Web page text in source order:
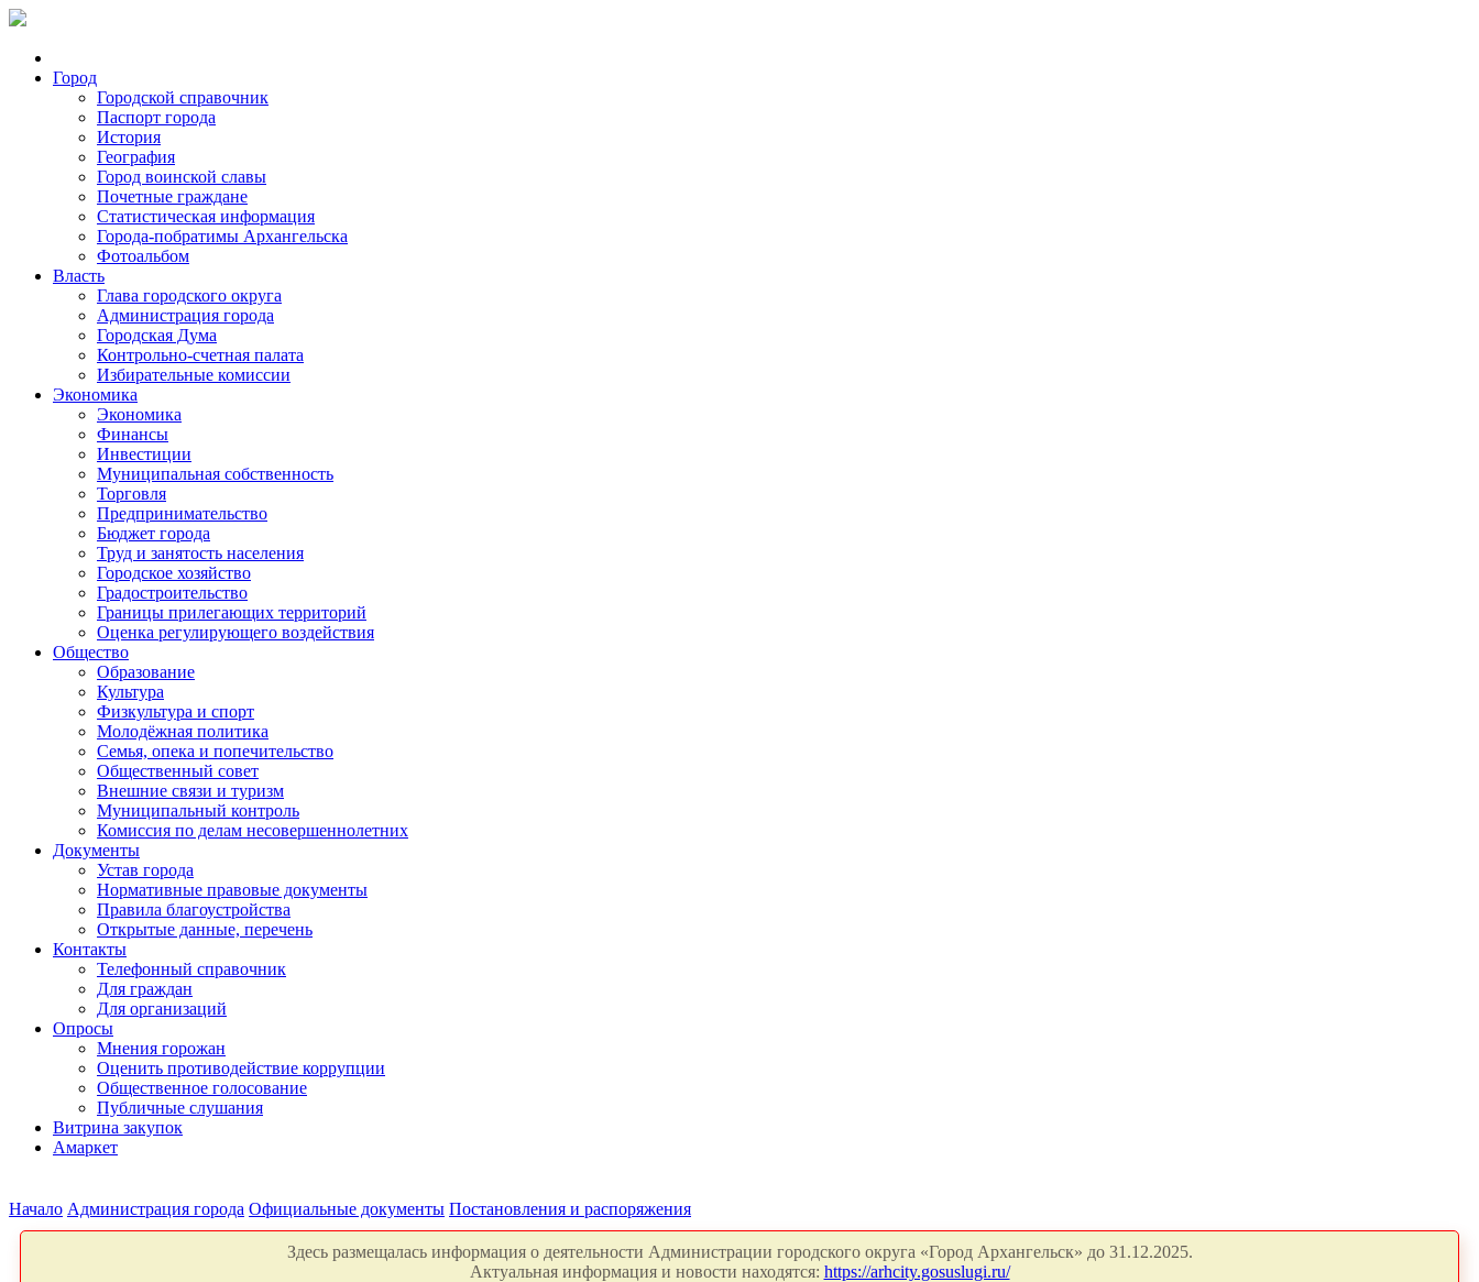
Город
Городской справочник
Паспорт города
История
География
Город воинской славы
Почетные граждане
Статистическая информация
Города-побратимы Архангельска
Фотоальбом
Власть
Глава городского округа
Администрация города
Городская Дума
Контрольно-счетная палата
Избирательные комиссии
Экономика
Экономика
Финансы
Инвестиции
Муниципальная собственность
Торговля
Предпринимательство
Бюджет города
Труд и занятость населения
Городское хозяйство
Градостроительство
Границы прилегающих территорий
Оценка регулирующего воздействия
Общество
Образование
Культура
Физкультура и спорт
Молодёжная политика
Семья, опека и попечительство
Общественный совет
Внешние связи и туризм
Муниципальный контроль
Комиссия по делам несовершеннолетних
Документы
Устав города
Нормативные правовые документы
Правила благоустройства
Открытые данные, перечень
Контакты
Телефонный справочник
Для граждан
Для организаций
Опросы
Мнения горожан
Оценить противодействие коррупции
Общественное голосование
Публичные слушания
Витрина закупок
Амаркет
Начало Администрация города Официальные документы Постановления и распоряжения
Здесь размещалась информация о деятельности Администрации городского округа «Город Архангельск» до 31.12.2025.
Актуальная информация и новости находятся: https://arhcity.gosuslugi.ru/